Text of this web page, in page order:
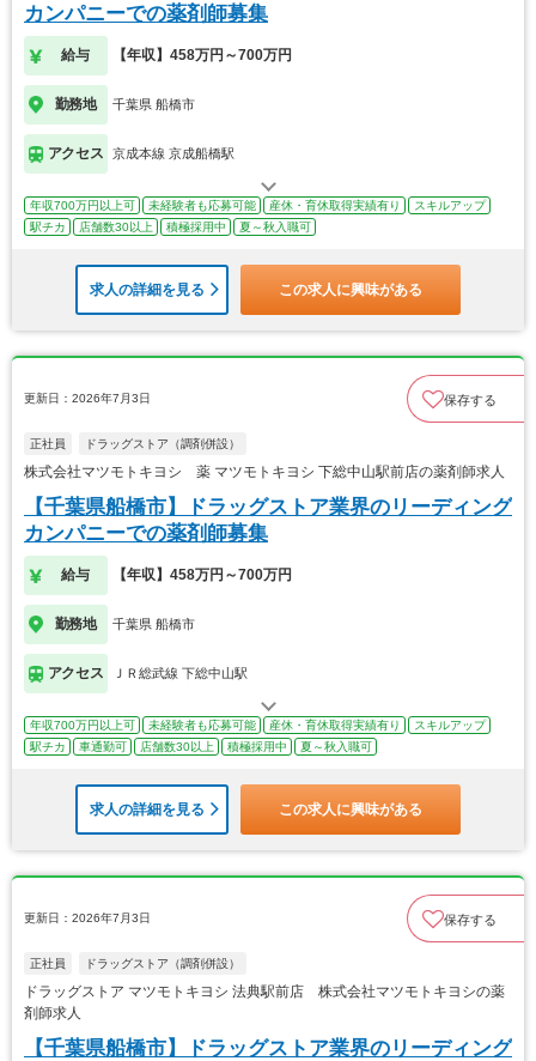
カンパニーでの薬剤師募集
給与 【年収】458万円～700万円
勤務地 千葉県 船橋市
アクセス 京成本線 京成船橋駅
年収700万円以上可 未経験者も応募可能 産休・育休取得実績有り
スキルアップ
駅チカ
店舗数30以上 積極採用中 夏～秋入職可
求人の詳細を見る この求人に興味がある
更新日：2026年7月3日 保存する
正社員 ドラッグストア（調剤併設）
株式会社マツモトキヨシ 薬 マツモトキヨシ 下総中山駅前店の薬剤師求人
【千葉県船橋市】ドラッグストア業界のリーディング
カンパニーでの薬剤師募集
給与 【年収】458万円～700万円
勤務地 千葉県 船橋市
アクセス ＪＲ総武線 下総中山駅
年収700万円以上可 未経験者も応募可能 産休・育休取得実績有り
スキルアップ
駅チカ
車通勤可 店舗数30以上 積極採用中 夏～秋入職可
求人の詳細を見る この求人に興味がある
更新日：2026年7月3日 保存する
正社員 ドラッグストア（調剤併設）
ドラッグストア マツモトキヨシ 法典駅前店 株式会社マツモトキヨシの薬
剤師求人
【千葉県船橋市】ドラッグストア業界のリーディング